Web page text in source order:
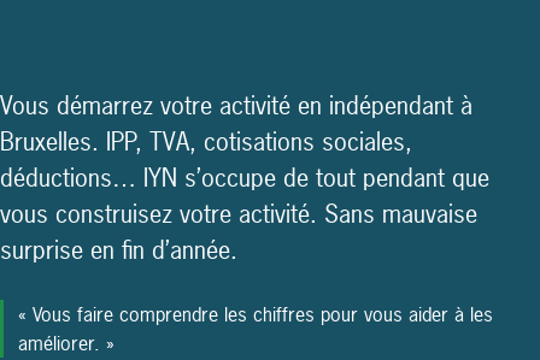
Vous démarrez votre activité en indépendant à
Bruxelles. IPP, TVA, cotisations sociales,
déductions… IYN s’occupe de tout pendant que
vous construisez votre activité. Sans mauvaise
surprise en fin d’année.
« Vous faire comprendre les chiffres pour vous aider à les
améliorer. »